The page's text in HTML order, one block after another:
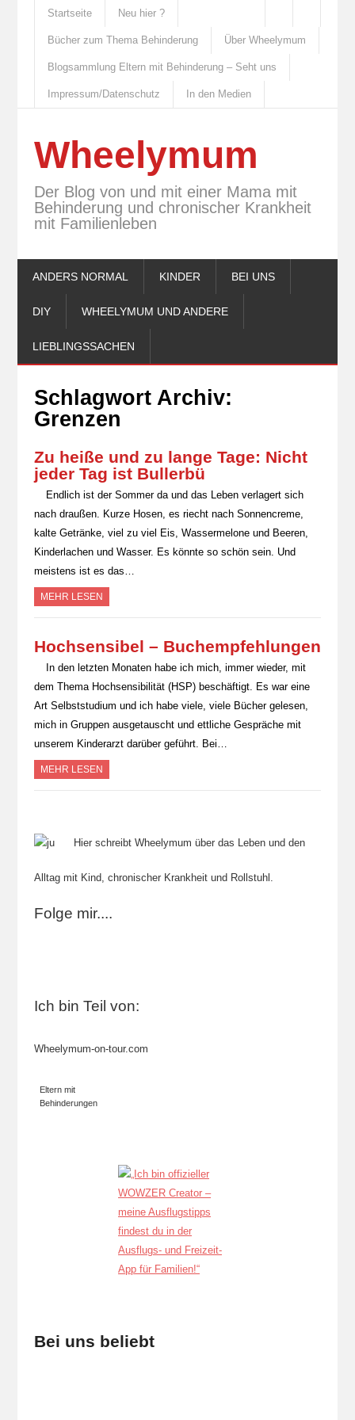
Startseite Neu hier ?
Bücher zum Thema Behinderung Über Wheelymum
Blogsammlung Eltern mit Behinderung – Seht uns
Impressum/Datenschutz In den Medien
Wheelymum
Der Blog von und mit einer Mama mit
Behinderung und chronischer Krankheit
mit Familienleben
ANDERS NORMAL KINDER BEI UNS
DIY WHEELYMUM UND ANDERE
LIEBLINGSSACHEN
Schlagwort Archiv:
Grenzen
Zu heiße und zu lange Tage: Nicht
jeder Tag ist Bullerbü
Endlich ist der Sommer da und das Leben verlagert sich
nach draußen. Kurze Hosen, es riecht nach Sonnencreme,
kalte Getränke, viel zu viel Eis, Wassermelone und Beeren,
Kinderlachen und Wasser. Es könnte so schön sein. Und
meistens ist es das…
MEHR LESEN
Hochsensibel – Buchempfehlungen
In den letzten Monaten habe ich mich, immer wieder, mit
dem Thema Hochsensibilität (HSP) beschäftigt. Es war eine
Art Selbststudium und ich habe viele, viele Bücher gelesen,
mich in Gruppen ausgetauscht und ettliche Gespräche mit
unserem Kinderarzt darüber geführt. Bei…
MEHR LESEN
Hier schreibt Wheelymum über das Leben und den
Alltag mit Kind, chronischer Krankheit und Rollstuhl.
Folge mir....
Ich bin Teil von:
Wheelymum-on-tour.com
Eltern mit
Behinderungen
Bei uns beliebt